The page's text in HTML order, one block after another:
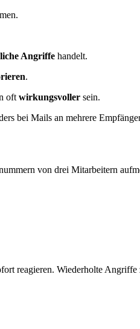
Angriffe handelt.
.
oft wirkungsvoller sein.
bei Mails an mehrere
von drei Mitarbeitern
reagieren. Wiederholte Angriffe